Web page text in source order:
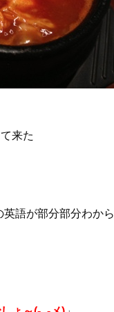
来た
語が部分部分わか